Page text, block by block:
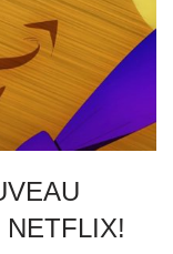
NETFLIX!